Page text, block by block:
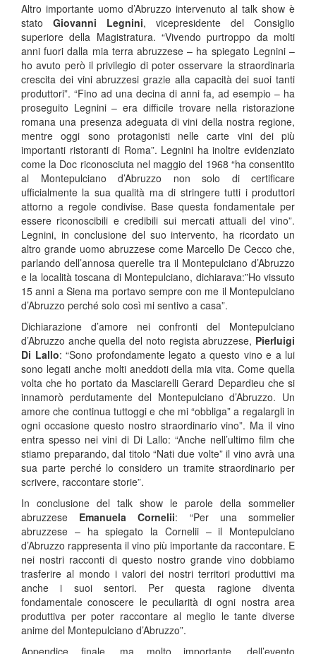
Altro importante uomo d’Abruzzo intervenuto al talk show è
stato Giovanni Legnini, vicepresidente del Consiglio
superiore della Magistratura. “Vivendo purtroppo da molti
anni fuori dalla mia terra abruzzese – ha spiegato Legnini –
ho avuto però il privilegio di poter osservare la straordinaria
crescita dei vini abruzzesi grazie alla capacità dei suoi tanti
produttori”. “Fino ad una decina di anni fa, ad esempio – ha
proseguito Legnini – era difficile trovare nella ristorazione
romana una presenza adeguata di vini della nostra regione,
mentre oggi sono protagonisti nelle carte vini dei più
importanti ristoranti di Roma”. Legnini ha inoltre evidenziato
come la Doc riconosciuta nel maggio del 1968 “ha consentito
al Montepulciano d’Abruzzo non solo di certificare
ufficialmente la sua qualità ma di stringere tutti i produttori
attorno a regole condivise. Base questa fondamentale per
essere riconoscibili e credibili sui mercati attuali del vino”.
Legnini, in conclusione del suo intervento, ha ricordato un
altro grande uomo abruzzese come Marcello De Cecco che,
parlando dell’annosa querelle tra il Montepulciano d’Abruzzo
e la località toscana di Montepulciano, dichiarava:”Ho vissuto
15 anni a Siena ma portavo sempre con me il Montepulciano
d’Abruzzo perché solo così mi sentivo a casa”.
Dichiarazione d’amore nei confronti del Montepulciano
d’Abruzzo anche quella del noto regista abruzzese, Pierluigi
Di Lallo: “Sono profondamente legato a questo vino e a lui
sono legati anche molti aneddoti della mia vita. Come quella
volta che ho portato da Masciarelli Gerard Depardieu che si
innamorò perdutamente del Montepulciano d’Abruzzo. Un
amore che continua tuttoggi e che mi “obbliga” a regalargli in
ogni occasione questo nostro straordinario vino”. Ma il vino
entra spesso nei vini di Di Lallo: “Anche nell’ultimo film che
stiamo preparando, dal titolo “Nati due volte” il vino avrà una
sua parte perché lo considero un tramite straordinario per
scrivere, raccontare storie”.
In conclusione del talk show le parole della sommelier
abruzzese Emanuela Cornelii: “Per una sommelier
abruzzese – ha spiegato la Cornelii – il Montepulciano
d’Abruzzo rappresenta il vino più importante da raccontare. E
nei nostri racconti di questo nostro grande vino dobbiamo
trasferire al mondo i valori dei nostri territori produttivi ma
anche i suoi sentori. Per questa ragione diventa
fondamentale conoscere le peculiarità di ogni nostra area
produttiva per poter raccontare al meglio le tante diverse
anime del Montepulciano d’Abruzzo”.
Appendice finale, ma molto importante, dell’evento